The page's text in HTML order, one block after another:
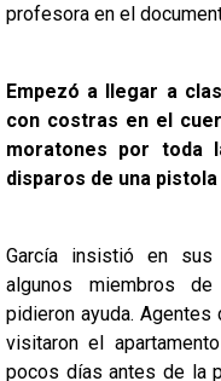
profesora en el
Empezó a llegar a
con costras en el
moratones por toda
disparos de una
García insistió en
algunos miembros
pidieron ayuda.
visitaron el
pocos días antes de la